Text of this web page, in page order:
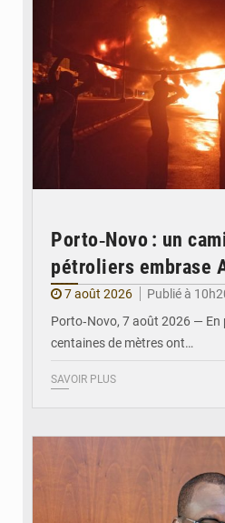
Porto‑Novo : un
pétroliers embrase
7 août 2026
Publié à
Porto‑Novo, 7 août 2026 — En
centaines de mètres ont…
SAVOIR PLUS